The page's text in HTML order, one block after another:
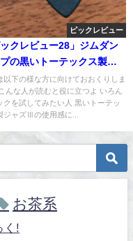
ピックレビュー
ックレビュー28」ジムダン
の黒いトーテックス製ジ
使ってみた
以下の様な方に向けておおくりしま
んな人が読むと役に立つよ いろん
クを試してみたい人 黒いトーテッ
ジャズⅢの使用感に...
お茶系
く!